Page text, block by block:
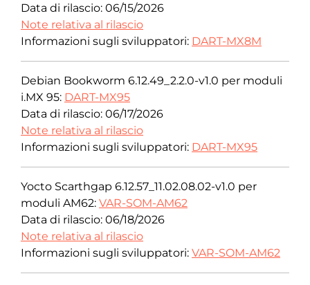
Data di rilascio: 06/15/2026
Note relativa al rilascio
Informazioni sugli sviluppatori: DART-MX8M
Debian Bookworm 6.12.49_2.2.0-v1.0 per moduli
i.MX 95: DART-MX95
Data di rilascio: 06/17/2026
Note relativa al rilascio
Informazioni sugli sviluppatori: DART-MX95
Yocto Scarthgap 6.12.57_11.02.08.02-v1.0 per
moduli AM62: VAR-SOM-AM62
Data di rilascio: 06/18/2026
Note relativa al rilascio
Informazioni sugli sviluppatori: VAR-SOM-AM62